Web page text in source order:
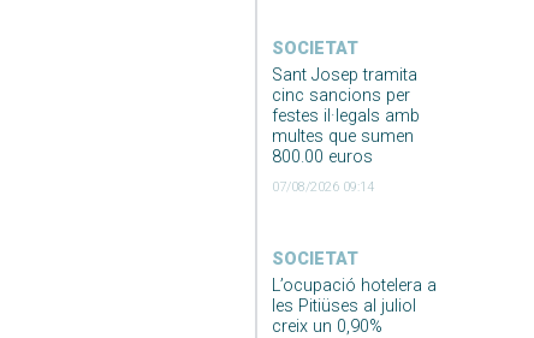
SOCIETAT
Sant Josep tramita
cinc sancions per
festes il·legals amb
multes que sumen
800.00 euros
07/08/2026 09:14
SOCIETAT
L’ocupació hotelera a
les Pitiüses al juliol
creix un 0,90%